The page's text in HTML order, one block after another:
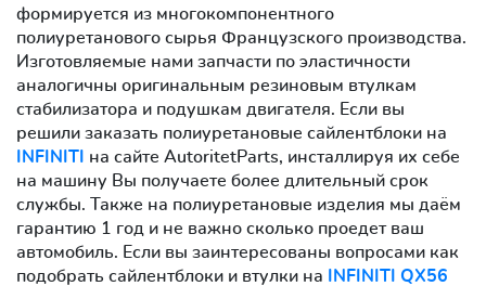
формируется из многокомпонентного
полиуретанового сырья Французского производства.
Изготовляемые нами запчасти по эластичности
аналогичны оригинальным резиновым втулкам
стабилизатора и подушкам двигателя. Если вы
решили заказать полиуретановые сайлентблоки на
INFINITI
на сайте AutoritetParts, инсталлируя их себе
на машину Вы получаете более длительный срок
службы. Также на полиуретановые изделия мы даём
гарантию 1 год и не важно сколько проедет ваш
автомобиль. Если вы заинтересованы вопросами как
подобрать сайлентблоки и втулки на
INFINITI QX56